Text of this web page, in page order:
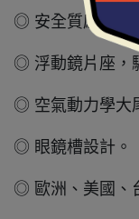
◎ 安全質感金屬
◎ 浮動鏡片座，
◎ 空氣動力學大
◎ 眼鏡槽設計。
◎ 歐洲、美國、